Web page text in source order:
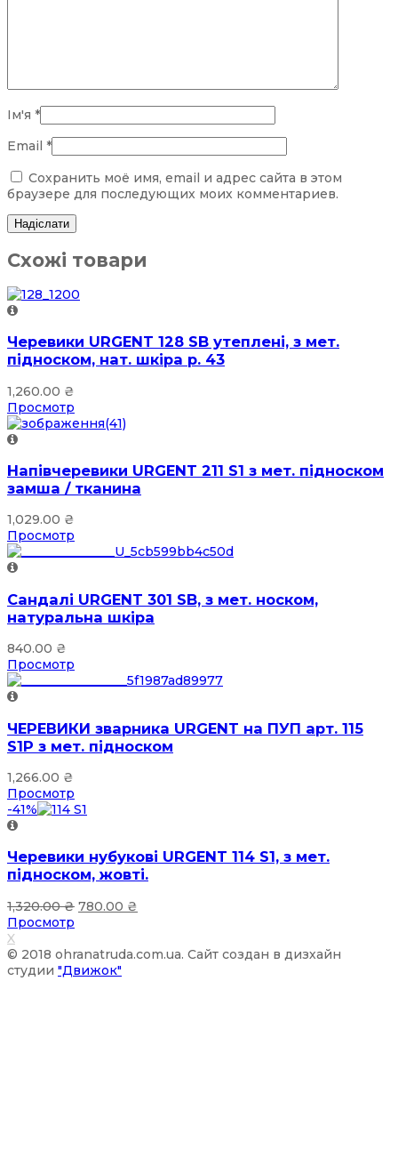
Ім'я *
Email *
Сохранить моё имя, email и адрес сайта в этом
браузере для последующих моих комментариев.
Схожі товари
Черевики URGENT 128 SB утеплені, з мет.
підноском, нат. шкіра р. 43
1,260.00 ₴
Просмотр
Напівчеревики URGENT 211 S1 з мет. підноском
замша / тканина
1,029.00 ₴
Просмотр
Сандалі URGENT 301 SB, з мет. носком,
натуральна шкіра
840.00 ₴
Просмотр
ЧЕРЕВИКИ зварника URGENT на ПУП арт. 115
Ѕ1Р з мет. підноском
1,266.00 ₴
Просмотр
-41%
Черевики нубукові URGENT 114 S1, з мет.
підноском, жовті.
1,320.00₴ 780.00 ₴
Просмотр
X
© 2018 ohranatruda.com.ua. Сайт создан в дизхайн
студии "Движок"